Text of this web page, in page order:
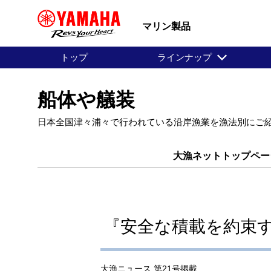
マリン製品
トップ ラインナップ
船体や艤装
日本全国津々浦々で行われている沿岸漁業を漁法別にご
大漁ネットトップペ
『安全な積載を約束
大漁ニュース 第21号掲載